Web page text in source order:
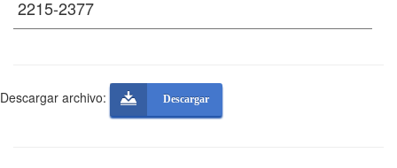
Descargar archivo: Descargar